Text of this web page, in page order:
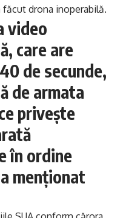
făcut drona inoperabilă.
video
care are
de secunde,
de armata
priveşte
în ordine
menţionat